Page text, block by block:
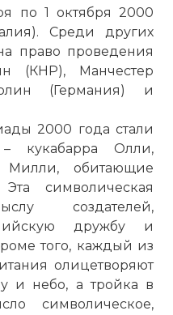
по 1 октября 2000
Среди других
право проведения
(КНР), Манчестер
(Германия) и
2000 года стали
кукабарра Олли,
Милли, обитающие
символическая
создателей,
дружбу и
того, каждый из
олицетворяют
и небо, а тройка в
символическое,